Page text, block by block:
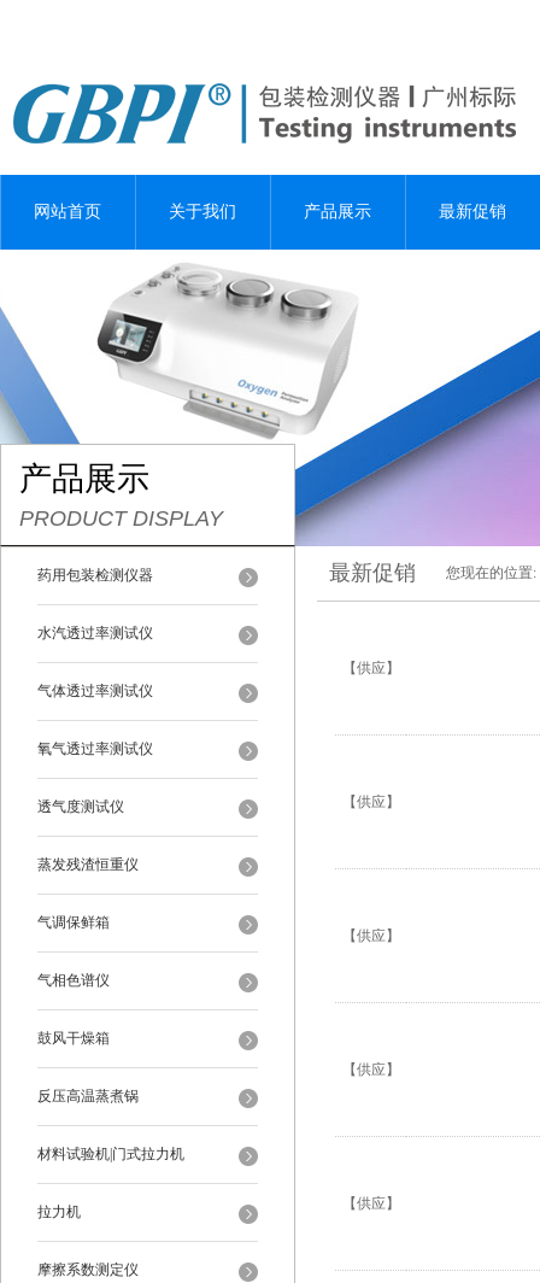
网站首页 关于我们 产品展示 最新促销
产品展示
PRODUCT DISPLAY
药用包装检测仪器
水汽透过率测试仪
气体透过率测试仪
氧气透过率测试仪
透气度测试仪
蒸发残渣恒重仪
气调保鲜箱
气相色谱仪
鼓风干燥箱
反压高温蒸煮锅
材料试验机|门式拉力机
拉力机
摩擦系数测定仪
最新促销 您现在的位置:
【供应】
【供应】
【供应】
【供应】
【供应】